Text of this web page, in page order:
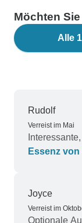
Möchten
Alle
Rudolf
Verreist im Mai
Essenz
Joyce
Verreist im
Optionale